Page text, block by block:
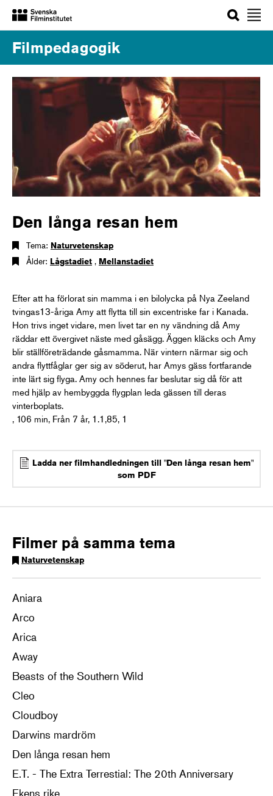
Sök
Filmpedagogik
Den långa resan hem
Tema: Naturvetenskap
Ålder: Lågstadiet , Mellanstadiet
Efter att ha förlorat sin mamma i en bilolycka på Nya Zeeland
tvingas13-åriga Amy att flytta till sin excentriske far i Kanada.
Hon trivs inget vidare, men livet tar en ny vändning då Amy
räddar ett övergivet näste med gåsägg. Äggen kläcks och Amy
blir ställföreträdande gåsmamma. När vintern närmar sig och
andra flyttfåglar ger sig av söderut, har Amys gäss fortfarande
inte lärt sig flyga. Amy och hennes far beslutar sig då för att
med hjälp av hembyggda flygplan leda gässen till deras
vinterboplats.
, 106 min, Från 7 år, 1.1,85, 1
Ladda ner filmhandledningen till "Den långa resan hem"
som PDF
Filmer på samma tema
Naturvetenskap
Aniara
Arco
Arica
Away
Beasts of the Southern Wild
Cleo
Cloudboy
Darwins mardröm
Den långa resan hem
E.T. - The Extra Terrestial: The 20th Anniversary
Ekens rike